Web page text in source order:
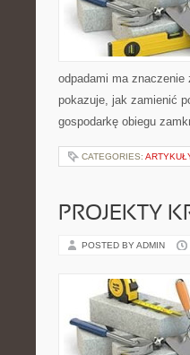
odpadami ma
pokazuje, jak zamienić
gospodarkę obiegu
CATEGORIES:
PROJEKTY
POSTED BY ADMIN